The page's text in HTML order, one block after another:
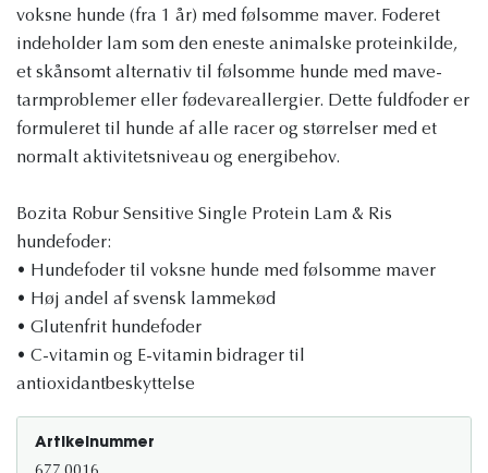
voksne hunde (fra 1 år) med følsomme maver. Foderet
indeholder lam som den eneste animalske proteinkilde,
et skånsomt alternativ til følsomme hunde med mave-
tarmproblemer eller fødevareallergier. Dette fuldfoder er
formuleret til hunde af alle racer og størrelser med et
normalt aktivitetsniveau og energibehov.
Bozita Robur Sensitive Single Protein Lam & Ris
hundefoder:
• Hundefoder til voksne hunde med følsomme maver
• Høj andel af svensk lammekød
• Glutenfrit hundefoder
• C-vitamin og E-vitamin bidrager til
antioxidantbeskyttelse
Artikelnummer